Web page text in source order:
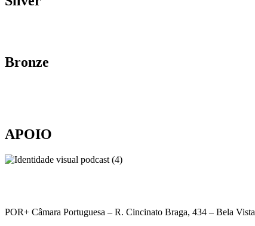
Bronze
APOIO
POR+ Câmara Portuguesa – R. Cincinato Braga, 434 – Bela Vista